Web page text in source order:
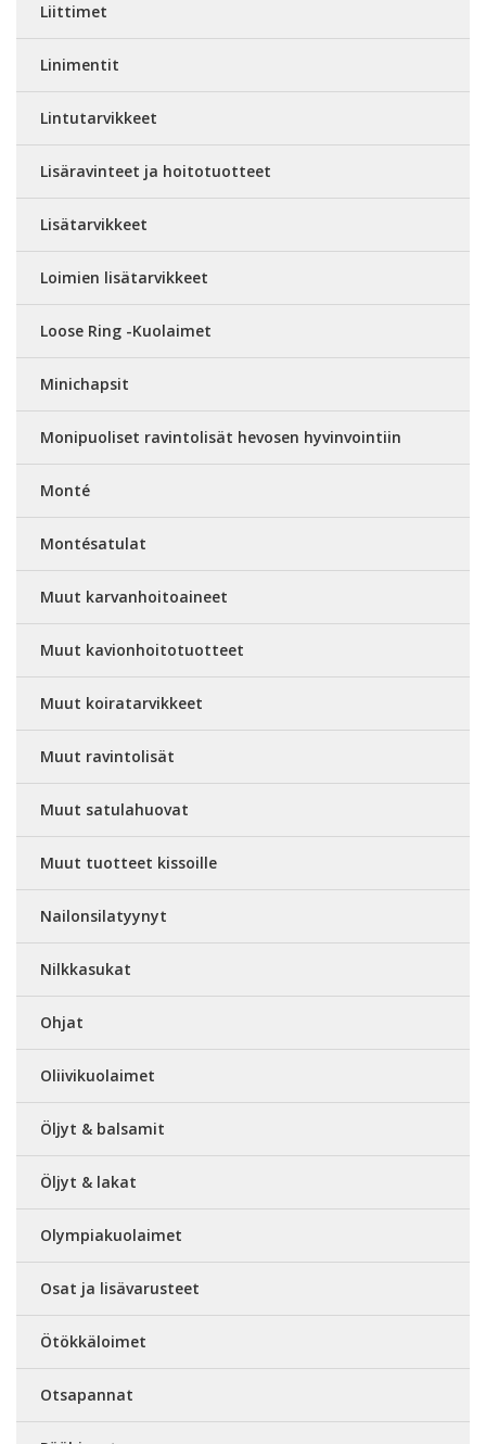
Liittimet
Linimentit
Lintutarvikkeet
Lisäravinteet ja hoitotuotteet
Lisätarvikkeet
Loimien lisätarvikkeet
Loose Ring -Kuolaimet
Minichapsit
Monipuoliset ravintolisät hevosen hyvinvointiin
Monté
Montésatulat
Muut karvanhoitoaineet
Muut kavionhoitotuotteet
Muut koiratarvikkeet
Muut ravintolisät
Muut satulahuovat
Muut tuotteet kissoille
Nailonsilatyynyt
Nilkkasukat
Ohjat
Oliivikuolaimet
Öljyt & balsamit
Öljyt & lakat
Olympiakuolaimet
Osat ja lisävarusteet
Ötökkäloimet
Otsapannat